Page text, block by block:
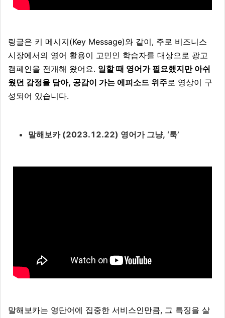
링글은 키 메시지(Key Message)와 같이, 주로 비즈니스
시장에서의 영어 활용이 고민인 학습자를 대상으로 광고
캠페인을 전개해 왔어요. 일할 때 영어가 필요했지만 아쉬
웠던 감정을 담아, 공감이 가는 에피소드 위주로 영상이 구
성되어 있습니다.
말해보카 (2023.12.22) 영어가 그냥, ‘툭’
말해보카는 영단어에 집중한 서비스인만큼, 그 특징을 살